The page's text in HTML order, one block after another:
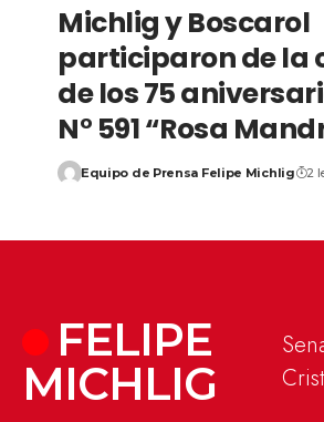
Michlig y Boscarol
participaron de la
de los 75
N° 591 “Rosa
Equipo de Prensa Felipe Michlig 2
FELIPE
MICHLIG